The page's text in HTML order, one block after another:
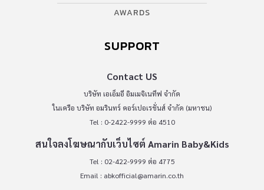
AWARDS
SUPPORT
Contact US
บริษัท เอเอ็มอี อิมเมจิเนทีฟ จำกัด
ในเครือ บริษัท อมรินทร์ คอร์เปอเรชั่นส์ จำกัด (มหาชน)
Tel : 0-2422-9999 ต่อ 4510
สนใจลงโฆษณากับเว็บไซต์ Amarin Baby&Kids
Tel : 02-422-9999 ต่อ 4775
Email : abkofficial@amarin.co.th